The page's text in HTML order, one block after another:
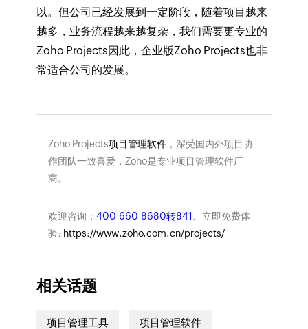
以。但公司已经发展到一定阶段，随着项目越来
越多，业务流程越来越复杂，我们需要更专业的
Zoho Projects因此，企业版Zoho Projects也非
常适合公司的发展。
Zoho Projects项目管理软件，深受国内外项目协
作团队一致喜爱，Zoho是专业项目管理软件厂
商。
欢迎咨询： 400-660-8680转841 。立即免费体
验: https://www.zoho.com.cn/projects/
相关话题
项目管理工具 项目管理软件